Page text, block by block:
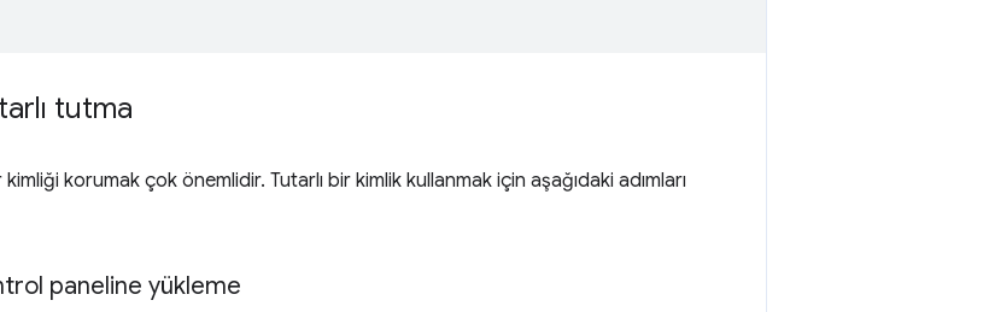
tutma
korumak çok önemlidir. Tutarlı bir kimlik kullanmak için aşağıdaki adımları
paneline yükleme